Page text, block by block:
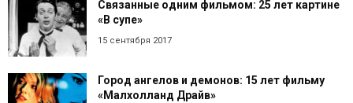
Связанные одним фильмом: 25 лет картине
«В супе»
15 сентября 2017
Город ангелов и демонов: 15 лет фильму
«Малхолланд Драйв»